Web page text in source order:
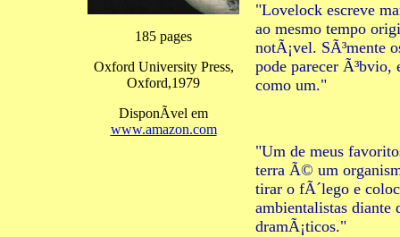
185 pages
Oxford University Press,
Oxford,1979
DisponÃ­vel em
www.amazon.com
"Lovelock escreve
ao mesmo tempo
notÃ¡vel. SÃ³mente
pode parecer Ã³bvio,
como um."
"Um de meus
terra Ã© um
tirar o fÃ´lego e
ambientalistas diante
dramÃ¡ticos."